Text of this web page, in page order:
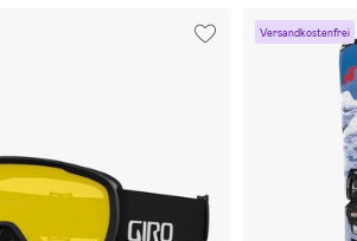
Versandkostenfrei